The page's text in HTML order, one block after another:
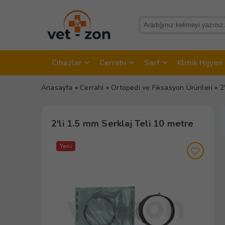
Cihazlar Cerrahi Sarf Klinik Hijyen
Anasayfa » Cerrahi » Ortopedi ve Fiksasyon Ürünleri »
2'li 1.5 mm Serklaj Teli 10 metre
Yeni